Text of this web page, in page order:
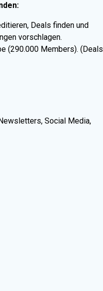
Deals finden und
vorschlagen.
(290.000 Members). (Deals
Social Media,